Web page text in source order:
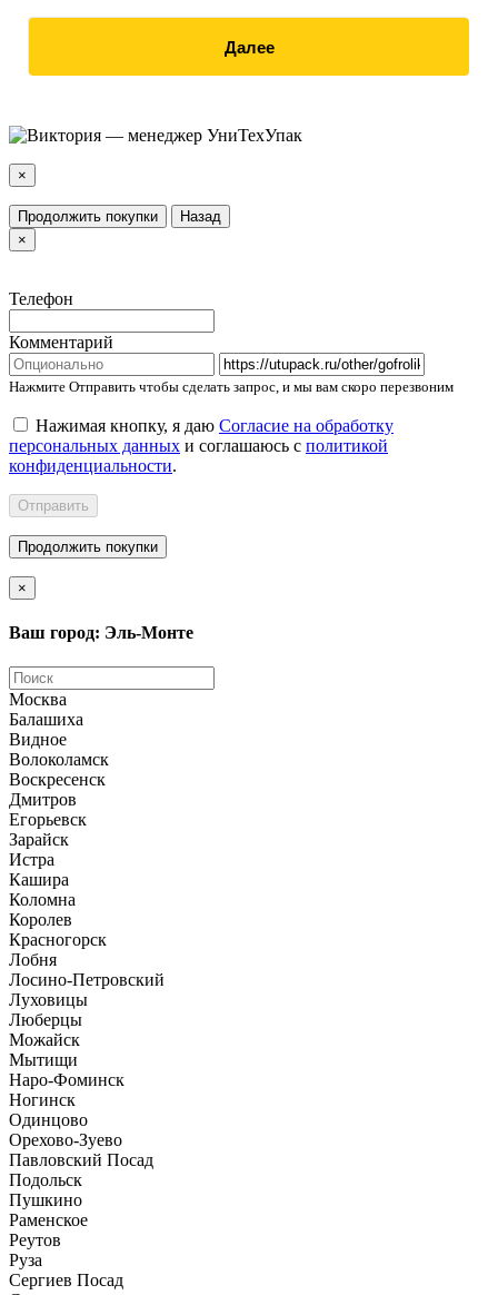
Далее
×
Продолжить покупки
Назад
×
Телефон
Комментарий
Нажмите Отправить чтобы сделать запрос, и мы вам скоро перезвоним
Нажимая кнопку, я даю Согласие на обработку
персональных данных и соглашаюсь с политикой
конфиденциальности.
Отправить
Продолжить покупки
×
Ваш город: Эль-Монте
Москва
Балашиха
Видное
Волоколамск
Воскресенск
Дмитров
Егорьевск
Зарайск
Истра
Кашира
Коломна
Королев
Красногорск
Лобня
Лосино-Петровский
Луховицы
Люберцы
Можайск
Мытищи
Наро-Фоминск
Ногинск
Одинцово
Орехово-Зуево
Павловский Посад
Подольск
Пушкино
Раменское
Реутов
Руза
Сергиев Посад